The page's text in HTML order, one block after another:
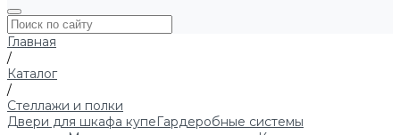
Главная
/
Каталог
/
Стеллажи и полки
Двери для шкафа купеГардеробные системы